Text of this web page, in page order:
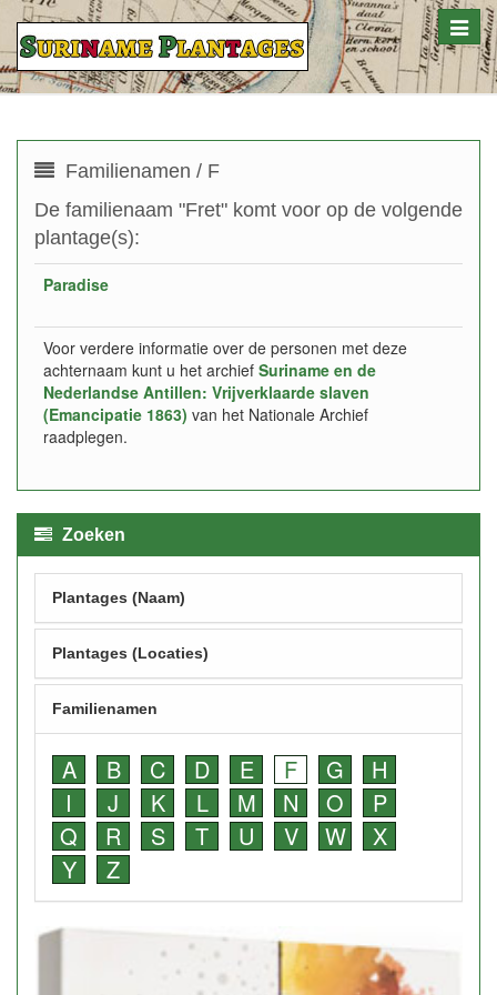
Toggle
Familienamen / F
De familienaam "Fret" komt voor op de volgende
plantage(s):
Paradise
Voor verdere informatie over de personen met deze
achternaam kunt u het archief Suriname en de
Nederlandse Antillen: Vrijverklaarde slaven
(Emancipatie 1863) van het Nationale Archief
raadplegen.
Zoeken
Plantages (Naam)
Plantages (Locaties)
Familienamen
A B C D E F G
H
I
J K L M N O
P
Q
R S T U V W
X
Y
Z